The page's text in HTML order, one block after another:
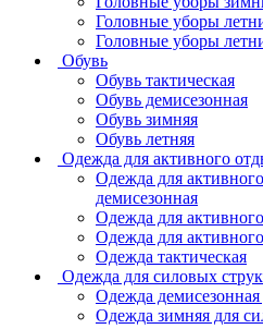
Головные уборы
Головные уборы
Обувь
Обувь тактическая
Обувь демисезонная
Обувь зимняя
Обувь летняя
Одежда для активного
Одежда для
демисезонная
Одежда для
Одежда для
Одежда тактическая
Одежда для силовых
Одежда
Одежда зимняя для